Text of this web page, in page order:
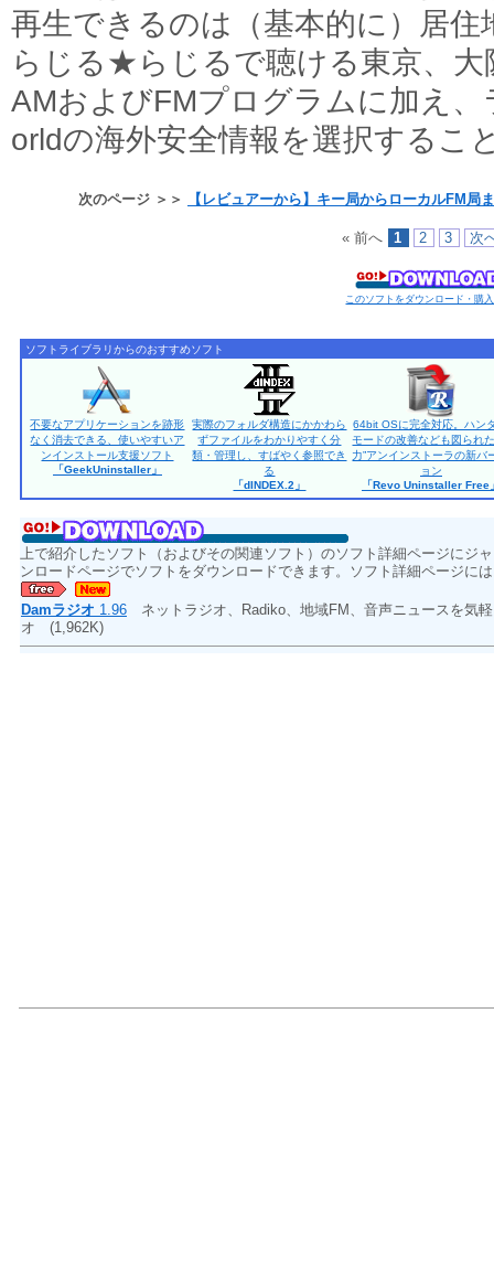
再生できるのは（基本的に）居
らじる★らじるで聴ける東京、大
AMおよびFMプログラムに加え
orldの海外安全情報を選択するこ
次のページ ＞＞ 【レビュアーから】キー局からローカルFM
« 前へ 1 2 3 次
このソフトをダウンロード・購
ソフトライブラリからのおすすめソフト
不要なアプリケーションを跡形
なく消去できる、使いやすいア
ンインストール支援ソフト
「GeekUninstaller」
実際のフォルダ構造にかかわら
ずファイルをわかりやすく分
類・管理し、すばやく参照でき
る
「dINDEX.2」
64bit OSに完全対応。ハン
モードの改善なども図られ
力”アンインストーラの新バ
ョン
「Revo Uninstaller Free
上で紹介したソフト（およびその関連ソフト）のソフト詳細ページにジ
ンロードページでソフトをダウンロードできます。ソフト詳細ページに
Damラジオ 1.96 ネットラジオ、Radiko、地域FM、音声ニュースを気
オ (1,962K)